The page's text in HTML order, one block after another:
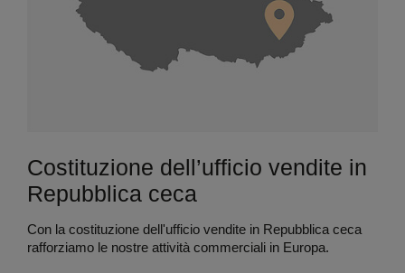
Costituzione dell’ufficio vendite in
Repubblica ceca
Con la costituzione dell'ufficio vendite in Repubblica ceca
rafforziamo le nostre attività commerciali in Europa.